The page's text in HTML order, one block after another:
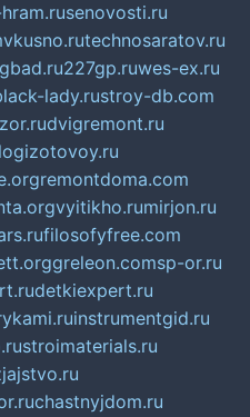
senovosti.ru
technosaratov.ru
227gp.ruwes-ex.ru
lady.rustroy-db.com
dvigremont.ru
remontdoma.com
vyitikho.rumirjon.ru
filosofyfree.com
greleon.comsp-or.ru
detkiexpert.ru
instrumentgid.ru
stroimaterials.ru
chastnyjdom.ru